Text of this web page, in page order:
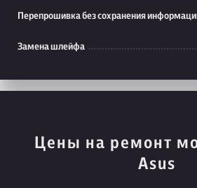
Перепрошивка без сохранения
Замена шлейфа
Цены на ремонт
Asus